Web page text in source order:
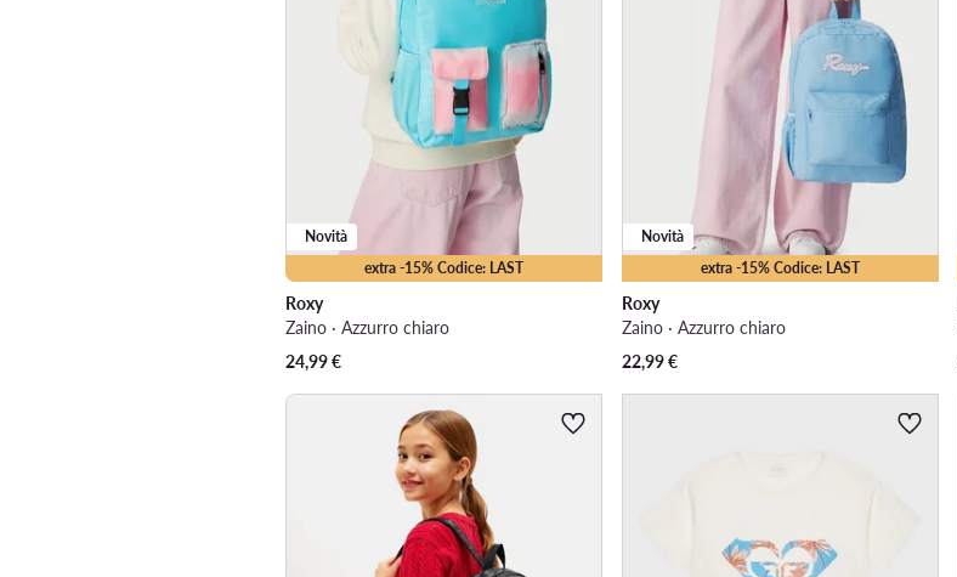
extra -15% Codice: LAST
Novità
Roxy
Zaino · Azzurro chiaro
24,99€
extra -15% Codice: LAST
Novità
Roxy
Zaino · Azzurro chiaro
22,99€